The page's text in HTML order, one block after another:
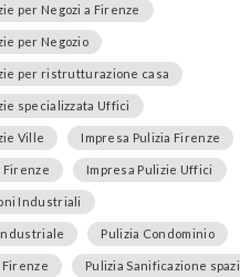
per Negozi a Firenze
per Negozio
per ristrutturazione casa
specializzata Uffici
Ville Impresa Pulizia Firenze
Firenze Impresa Pulizie Uffici
Industriali
Pulizia Condominio
Firenze Pulizia Sanificazione spazi